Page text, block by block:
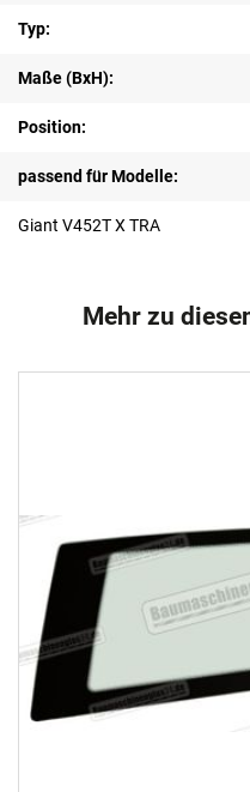
Typ:
Maße (BxH):
Position:
passend für Modelle:
Giant V452T X TRA
Mehr zu